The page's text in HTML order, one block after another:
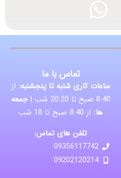
تماس با ما
ساعات کاری شنبه تا پنجشنبه: از
8:40 صبح تا 20:20 شب |
جمعه
ها: از 8:40 صبح تا 18 شب
تلفن های تماس:
09356117742
09202120214